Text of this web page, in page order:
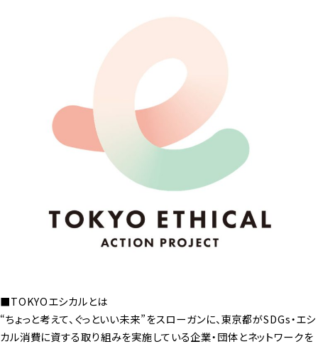
■TOKYOエシカルとは
“ちょっと考えて、ぐっといい未来”をスローガンに、東京都がSDGs・エシ
カル消費に資する取り組みを実施している企業・団体とネットワークを